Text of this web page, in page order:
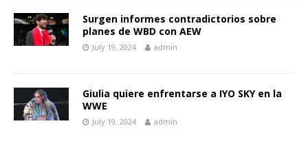
Surgen informes contradictorios sobre
planes de WBD con AEW
July 19, 2024 admin
Giulia quiere enfrentarse a IYO SKY en la
WWE
July 19, 2024 admin